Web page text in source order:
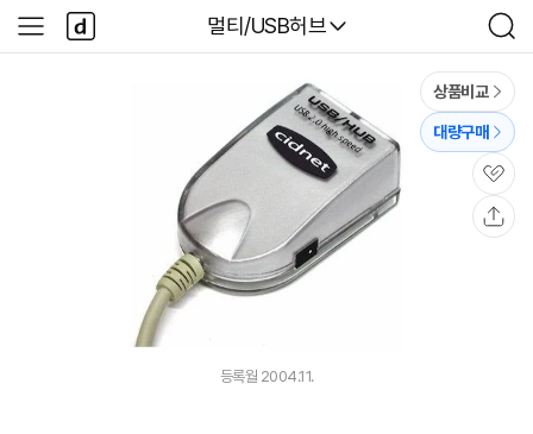
다나와
멀티/USB허브
검
색
사
이
다
나
와
상품비교
대량구매
관
심
등록월 2004.11.